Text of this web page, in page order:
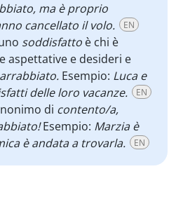
ma è proprio
cancellato il volo.
EN
soddisfatto è chi è
aspettative e desideri e
arrabbiato. Esempio: Luca e
delle loro vacanze.
EN
di contento/a,
Esempio: Marzia è
è andata a trovarla.
EN